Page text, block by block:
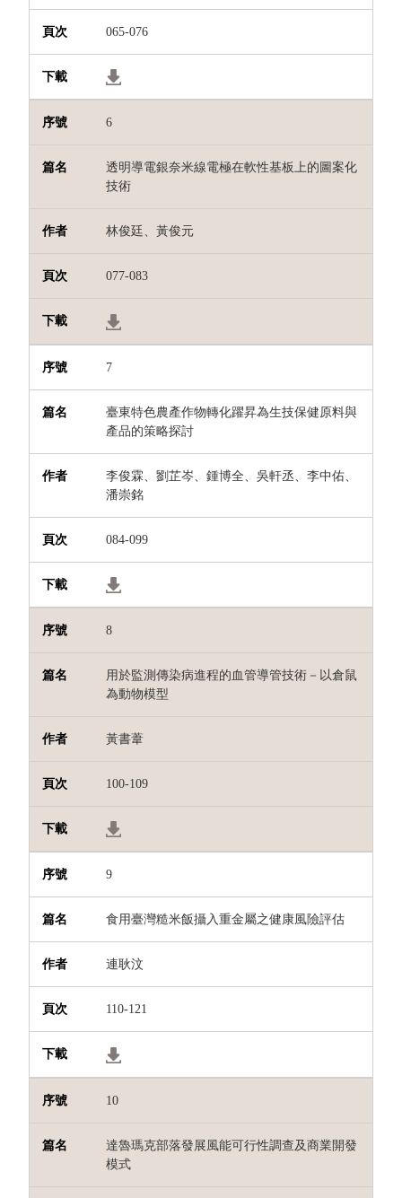
065-076
6
透明導電銀奈米線電極在軟性基板上的圖案化
技術
林俊廷、黃俊元
077-083
7
臺東特色農產作物轉化躍昇為生技保健原料與
產品的策略探討
李俊霖、劉芷岑、鍾博全、吳軒丞、李中佑、
潘崇銘
084-099
8
用於監測傳染病進程的血管導管技術－以倉鼠
為動物模型
黃書葦
100-109
9
食用臺灣糙米飯攝入重金屬之健康風險評估
連耿汶
110-121
10
達魯瑪克部落發展風能可行性調查及商業開發
模式